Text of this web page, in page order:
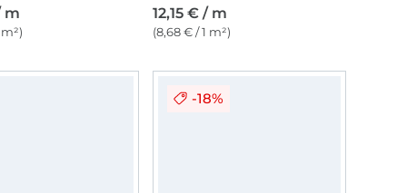
m
12,15 € / m
(8,68 € / 1 m²)
-18%